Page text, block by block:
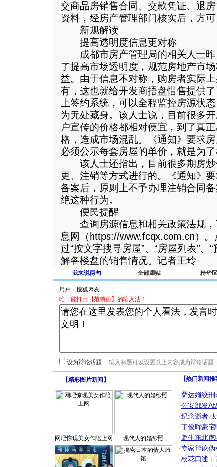
交商品房销售合同、交款凭证、退
资料，经房产管理部门核实后，方
新规解读
提高透明度信息更对称
成都市房产管理局的相关人士昨
了提高市场透明度，规范房地产市
益。由于信息不对称，购房者实际
有，这也就给开发商捂盘惜售提供
上签约系统，可以全程监控房源状
为无处藏身。该人士说，目前很多
户宣传的价格都相对便宜，到了真
格，造成市场混乱。《通知》要求
必须公示每套房屋的单价，就是为
该人士还指出，目前很多期房炒
更、注销等方式进行的。《通知》
备案后，原则上不予办理注销合同
绝这种行为。
便民提醒
查询房源信息和相关政策法规，
息网（https://www.fcqx.com.cn）。
过“按文字搜寻房屋”、“房屋列表”、
解各楼盘的销售情况。记者王玲
我来说两句 全部跟贴 精华区
用户：
唯一能打出【范特西】的输入法！
设为辩论话题
【精彩图片新闻 】
网吧惊现美女作陪上网 现代人的婚纱照
【热门新闻
·萨达姆绞刑
·公安部发A
·纪念逝者
·丁俊晖豪
·野生东北
·专家辩论伪
·校花口述：